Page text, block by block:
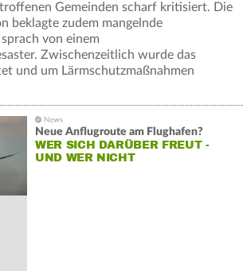
Gemeinden scharf kritisiert. Die
beklagte zudem mangelnde
von einem
Zwischenzeitlich wurde das
und um Lärmschutzmaßnahmen
Neue Anflugroute am Flughafen?
WER SICH DARÜBER FREUT -
UND WER NICHT